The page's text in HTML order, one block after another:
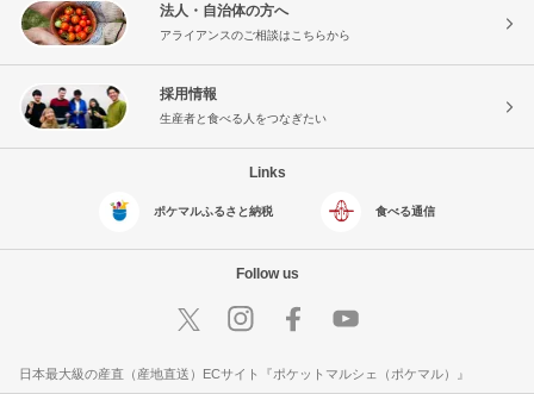
法人・自治体の方へ
アライアンスのご相談はこちらから
採用情報
生産者と食べる人をつなぎたい
Links
ポケマルふるさと納税 食べる通信
Follow us
日本最大級の産直（産地直送）ECサイト『ポケットマルシェ（ポケマル）』